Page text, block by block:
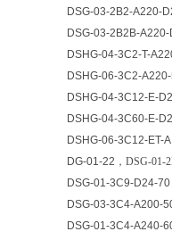
DSG-03-2B2-A220-
DSG-03-2B2B-
DSHG-04-3C2-T-
DSHG-06-3C2-
DSHG-04-3C12-E-
DSHG-04-3C60-E-
DSHG-06-3C12-ET-
DG-01-22 ， DSG-01-
DSG-01-3C9-D24-70
DSG-03-3C4-A200-
DSG-01-3C4-A240-